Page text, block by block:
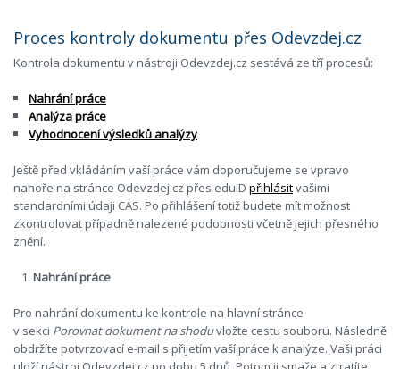
Proces kontroly dokumentu přes Odevzdej.cz
Kontrola dokumentu v nástroji Odevzdej.cz sestává ze tří procesů:
Nahrání práce
Analýza práce
Vyhodnocení výsledků analýzy
Ještě před vkládáním vaší práce vám doporučujeme se vpravo
nahoře na stránce Odevzdej.cz přes eduID přihlásitvašimi
standardními údaji CAS. Po přihlášení totiž budete mít možnost
zkontrolovat případně nalezené podobnosti včetně jejich přesného
znění.
Nahrání práce
Pro nahrání dokumentu ke kontrole na hlavní stránce
v sekci Porovnat dokument na shoduvložte cestu souboru. Následně
obdržíte potvrzovací e-mail s přijetím vaší práce k analýze. Vaši práci